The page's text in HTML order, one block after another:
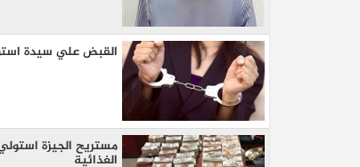
القبض علي سيدة
الغذائية